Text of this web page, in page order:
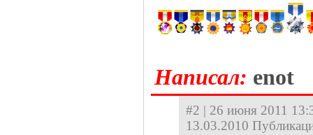
Hаписал: enot
#2 | 26 июня 2011
13.03.2010